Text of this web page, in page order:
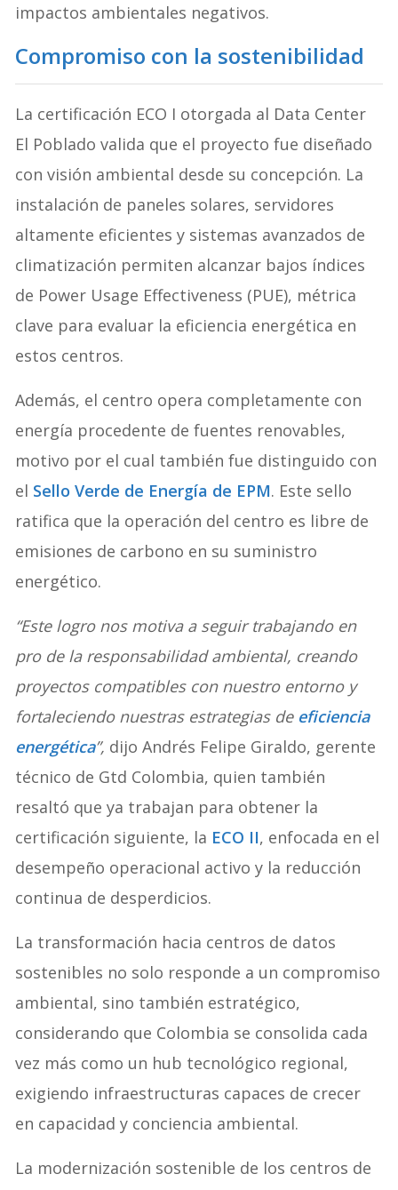
impactos ambientales negativos.
Compromiso con la sostenibilidad
La certificación ECO I otorgada al Data Center
El Poblado valida que el proyecto fue diseñado
con visión ambiental desde su concepción. La
instalación de paneles solares, servidores
altamente eficientes y sistemas avanzados de
climatización permiten alcanzar bajos índices
de Power Usage Effectiveness (PUE), métrica
clave para evaluar la eficiencia energética en
estos centros.
Además, el centro opera completamente con
energía procedente de fuentes renovables,
motivo por el cual también fue distinguido con
el Sello Verde de Energía de EPM. Este sello
ratifica que la operación del centro es libre de
emisiones de carbono en su suministro
energético.
“Este logro nos motiva a seguir trabajando en
pro de la responsabilidad ambiental, creando
proyectos compatibles con nuestro entorno y
fortaleciendo nuestras estrategias de eficiencia
energética”, dijo Andrés Felipe Giraldo, gerente
técnico de Gtd Colombia, quien también
resaltó que ya trabajan para obtener la
certificación siguiente, la ECO II, enfocada en el
desempeño operacional activo y la reducción
continua de desperdicios.
La transformación hacia centros de datos
sostenibles no solo responde a un compromiso
ambiental, sino también estratégico,
considerando que Colombia se consolida cada
vez más como un hub tecnológico regional,
exigiendo infraestructuras capaces de crecer
en capacidad y conciencia ambiental.
La modernización sostenible de los centros de